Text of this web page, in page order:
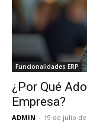
Funcionalidades ERP
¿Por Qué
Empresa?
ADMIN - 19 de julio de